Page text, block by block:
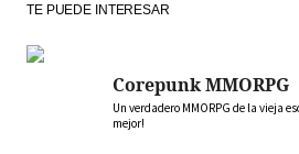
TE PUEDE INTERESAR
Corepunk MMORPG
Un verdadero MMORPG de la vieja
mejor!